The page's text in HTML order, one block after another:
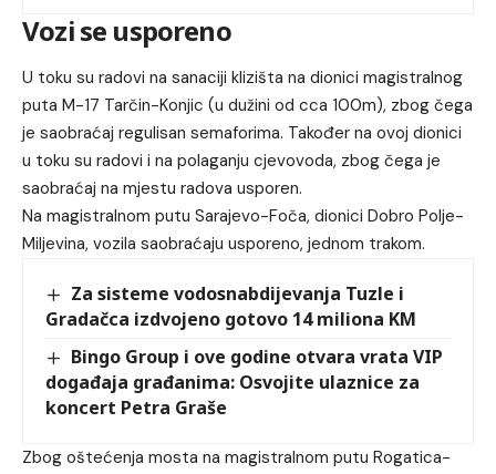
Vozi se usporeno
U toku su radovi na sanaciji klizišta na dionici magistralnog
puta M-17 Tarčin-Konjic (u dužini od cca 100m), zbog čega
je saobraćaj regulisan semaforima. Također na ovoj dionici
u toku su radovi i na polaganju cjevovoda, zbog čega je
saobraćaj na mjestu radova usporen.
Na magistralnom putu Sarajevo-Foča, dionici Dobro Polje-
Miljevina, vozila saobraćaju usporeno, jednom trakom.
Za sisteme vodosnabdijevanja Tuzle i
Gradačca izdvojeno gotovo 14 miliona KM
Bingo Group i ove godine otvara vrata VIP
događaja građanima: Osvojite ulaznice za
koncert Petra Graše
Zbog oštećenja mosta na magistralnom putu Rogatica-